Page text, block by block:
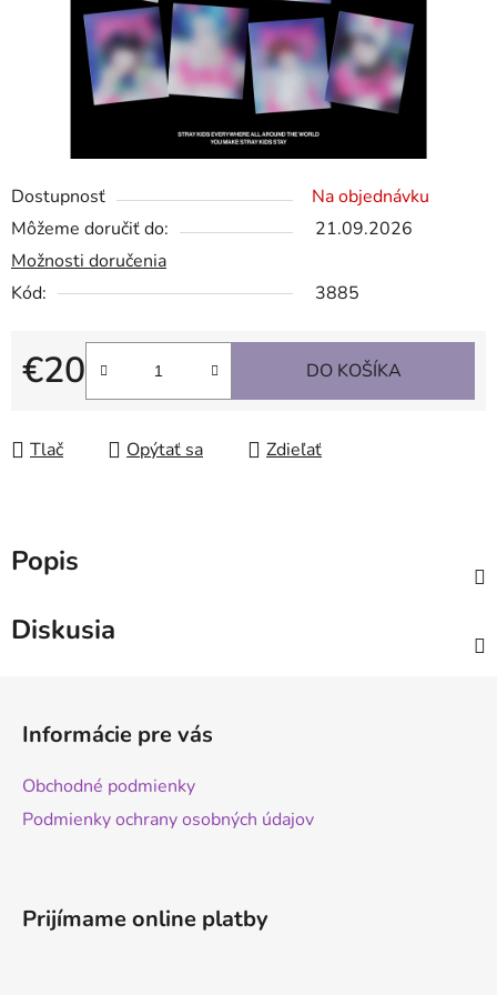
Dostupnosť
Na objednávku
Môžeme doručiť do:
21.09.2026
Možnosti doručenia
Kód:
3885
€20
Jednotková cena:
DO KOŠÍKA
Tlač Opýtať sa Zdieľať
Popis
Diskusia
Informácie pre vás
Obchodné podmienky
Podmienky ochrany osobných údajov
Prijímame online platby